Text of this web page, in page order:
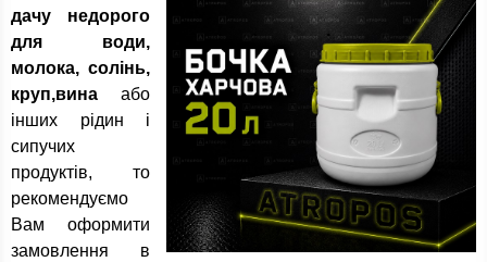
дачу недорого
для води,
молока, солінь,
круп,вина або
інших рідин і
сипучих
продуктів, то
рекомендуємо
Вам оформити
замовлення в